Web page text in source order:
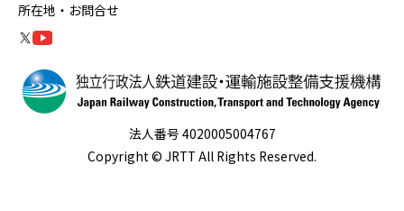
所在地・お問合せ
法人番号 4020005004767
Copyright © JRTT All Rights Reserved.